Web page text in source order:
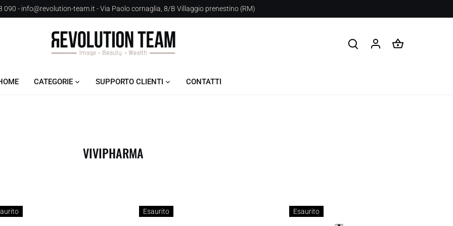
090 - info@revolution-team.it - Via Paolo cornaglia, 8/B Villaggio prenestino (RM)
CATEGORIE SUPPORTO CLIENTI CONTATTI
VIVIPHARMA
Esaurito Esaurito